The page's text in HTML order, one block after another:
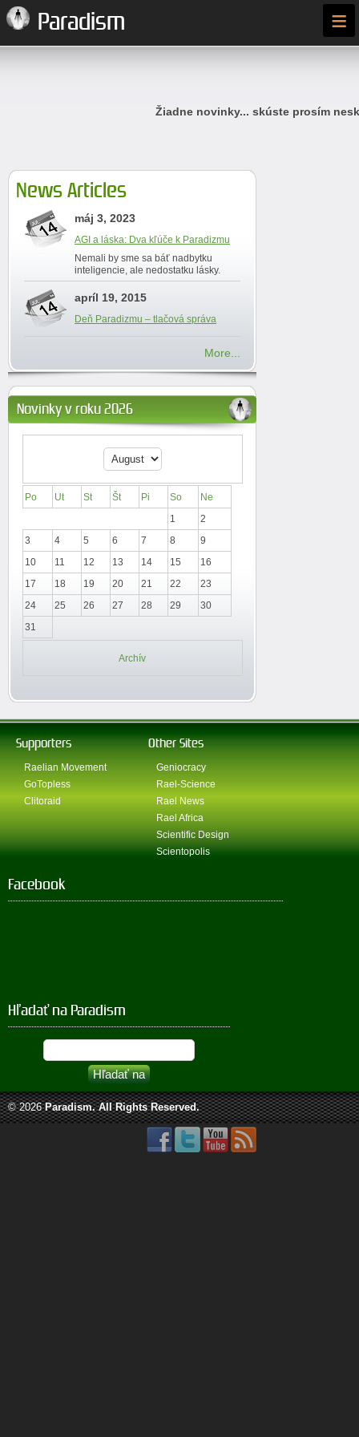
Paradism ≡
Žiadne novinky... skúste prosím
News Articles
máj 3, 2023
AGI a láska: Dva kľúče k Paradizmu
Nemali by sme sa báť nadbytku
inteligencie, ale nedostatku lásky.
apríl 19, 2015
Deň Paradizmu – tlačová správa
More...
Novinky v roku 2026
Po Ut St Št Pi So
Ne
1
2
3
4 5 6 7 8
9
10
11 12 13 14 15
16
17
18 19 20 21 22
23
24
25 26 27 28 29
30
31
Archív
Supporters
Raelian Movement
GoTopless
Clitoraid
Other Sites
Geniocracy
Rael-Science
Rael News
Rael Africa
Scientific Design
Scientopolis
Facebook
Hľadať na Paradism
© 2026 Paradism. All Rights Reserved.